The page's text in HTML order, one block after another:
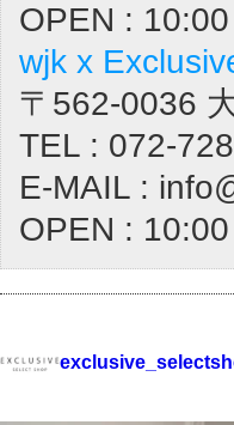
OPEN :
wjk x
〒562-0036
TEL : 072-
E-MAIL :
OPEN :